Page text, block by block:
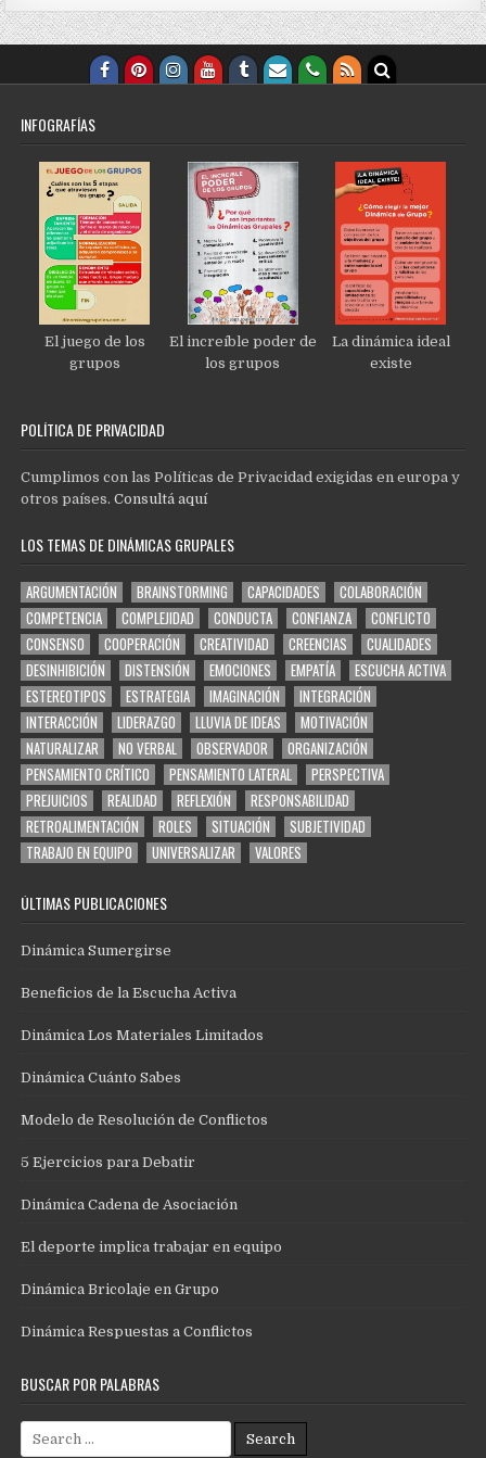
INFOGRAFÍAS
El juego de los
grupos
El increíble poder de
los grupos
La dinámica ideal
existe
POLÍTICA DE PRIVACIDAD
Cumplimos con las Políticas de Privacidad exigidas en europa y
otros países.Consultá aquí
LOS TEMAS DE DINÁMICAS GRUPALES
ARGUMENTACIÓN BRAINSTORMING CAPACIDADES
COLABORACIÓN
COMPETENCIA
COMPLEJIDAD CONDUCTA CONFIANZA
CONFLICTO
CONSENSO
COOPERACIÓN CREATIVIDAD CREENCIAS
CUALIDADES
DESINHIBICIÓN
DISTENSIÓN EMOCIONES EMPATÍA
ESCUCHA ACTIVA
ESTEREOTIPOS
ESTRATEGIA IMAGINACIÓN
INTEGRACIÓN
INTERACCIÓN
LIDERAZGO LLUVIA DE IDEAS
MOTIVACIÓN
NATURALIZAR
NO VERBAL OBSERVADOR
ORGANIZACIÓN
PENSAMIENTO CRÍTICO
PENSAMIENTO LATERAL
PERSPECTIVA
PREJUICIOS
REALIDAD REFLEXIÓN
RESPONSABILIDAD
RETROALIMENTACIÓN
ROLES SITUACIÓN
SUBJETIVIDAD
TRABAJO EN EQUIPO
UNIVERSALIZAR VALORES
ÚLTIMAS PUBLICACIONES
Dinámica Sumergirse
Beneficios de la Escucha Activa
Dinámica Los Materiales Limitados
Dinámica Cuánto Sabes
Modelo de Resolución de Conflictos
5 Ejercicios para Debatir
Dinámica Cadena de Asociación
El deporte implica trabajar en equipo
Dinámica Bricolaje en Grupo
Dinámica Respuestas a Conflictos
BUSCAR POR PALABRAS
Search
for: